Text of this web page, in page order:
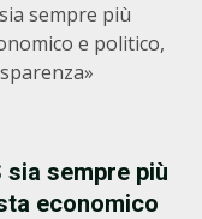
sempre più
e politico,
sia sempre più
economico